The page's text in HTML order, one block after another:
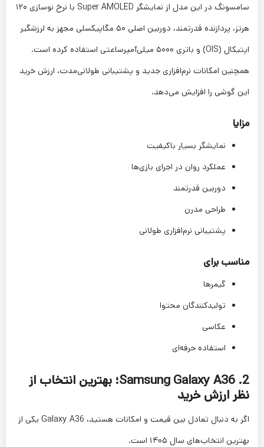
سامسونگ در این مدل از نمایشگر Super AMOLED با نرخ نوسازی ۱۲۰
هرتز، پردازنده قدرتمند، دوربین اصلی ۵۰ مگاپیکسلی مجهز به لرزشگیر
اپتیکال (OIS) و باتری ۵۰۰۰ میلی‌آمپرساعتی استفاده کرده است.
همچنین امکانات نرم‌افزاری جدید و پشتیبانی طولانی‌مدت، ارزش خرید
این گوشی را افزایش می‌دهد.
مزایا
نمایشگر بسیار باکیفیت
عملکرد روان در اجرای بازی‌ها
دوربین قدرتمند
طراحی مدرن
پشتیبانی نرم‌افزاری طولانی
مناسب برای
گیمرها
تولیدکنندگان محتوا
عکاسی
استفاده حرفه‌ای
2. Samsung Galaxy A36؛ بهترین انتخاب از
نظر ارزش خرید
اگر به دنبال تعادل بین قیمت و امکانات هستید، Galaxy A36 یکی از
بهترین انتخاب‌های سال ۱۴۰۵ است.